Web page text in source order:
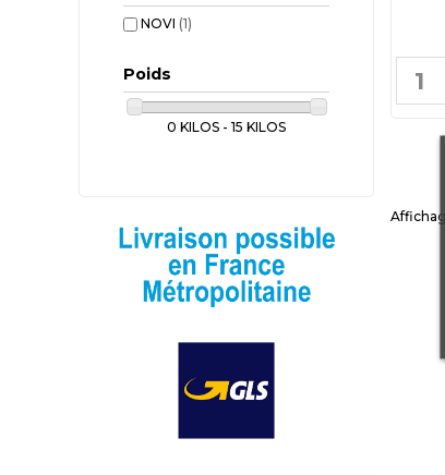
NOVI (1)
Poids
0 KILOS - 15 KILOS